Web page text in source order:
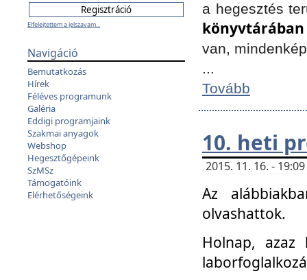
Elfelejtettem a jelszavam...
Navigáció
Bemutatkozás
Hírek
Féléves programunk
Galéria
Eddigi programjaink
Szakmai anyagok
Webshop
Hegesztőgépeink
SzMSz
Támogatóink
Elérhetőségeink
a hegesztés
könyvtárában
van,
...
Tovább
10. heti
2015. 11. 16. -
Az
olvashattok.
Holnap, azaz